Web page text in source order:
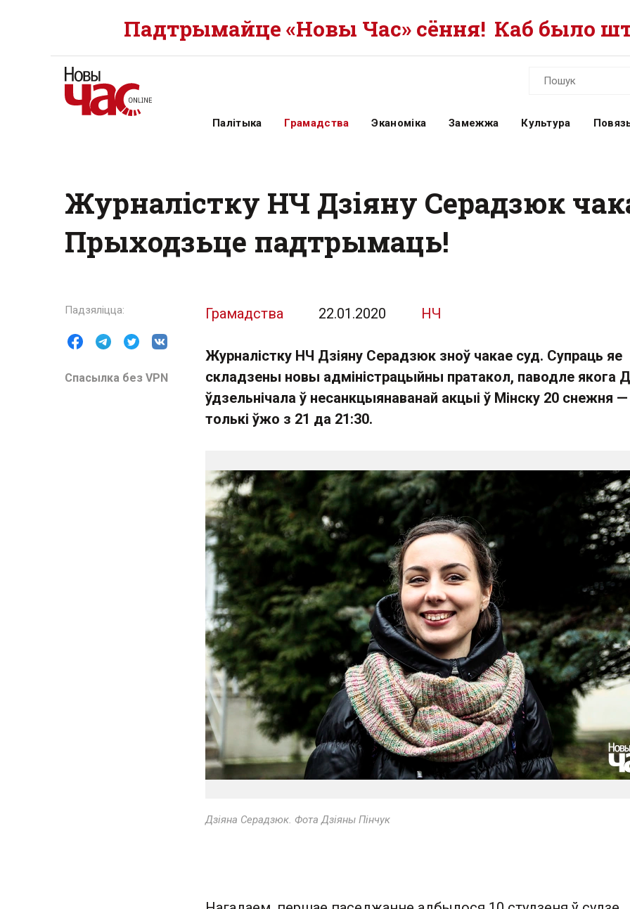
Падтрымайце «Новы Час» сёння! Каб было
Палітыка Грамадства Эканоміка Замежжа Культура
Журналістку НЧ Дзіяну Серадзюк
Прыходзьце падтрымаць!
Спасылка без VPN
Грамадства 22.01.2020 НЧ
Журналістку НЧ Дзіяну Серадзюк зноў чакае суд. Супраць яе
складзены новы адміністрацыйны пратакол, паводле якога
ўдзельнічала ў несанкцыянаванай акцыі ў Мінску 20 снежня —
толькі ўжо з 21 да 21:30.
Дзіяна Серадзюк. Фота Дзіяны Пінчук